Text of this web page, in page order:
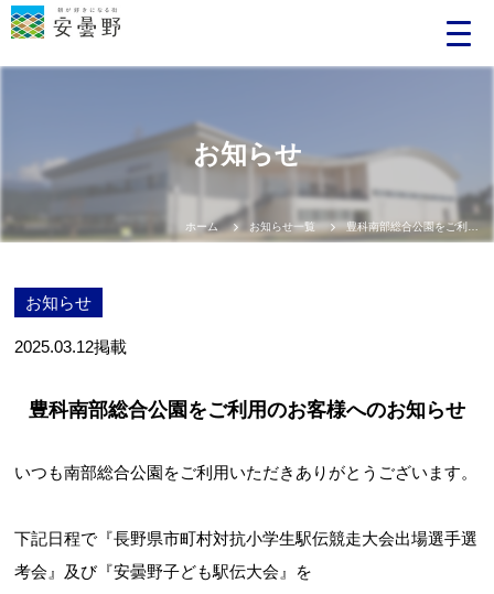
お知らせ
ホーム お知らせ一覧
お知らせ
2025.03.12掲載
豊科南部総合公園をご利用のお客様へのお知らせ
いつも南部総合公園をご利用いただきありがとうございます。
下記日程で『長野県市町村対抗小学生駅伝競走大会出場選手選
考会』及び『安曇野子ども駅伝大会』を